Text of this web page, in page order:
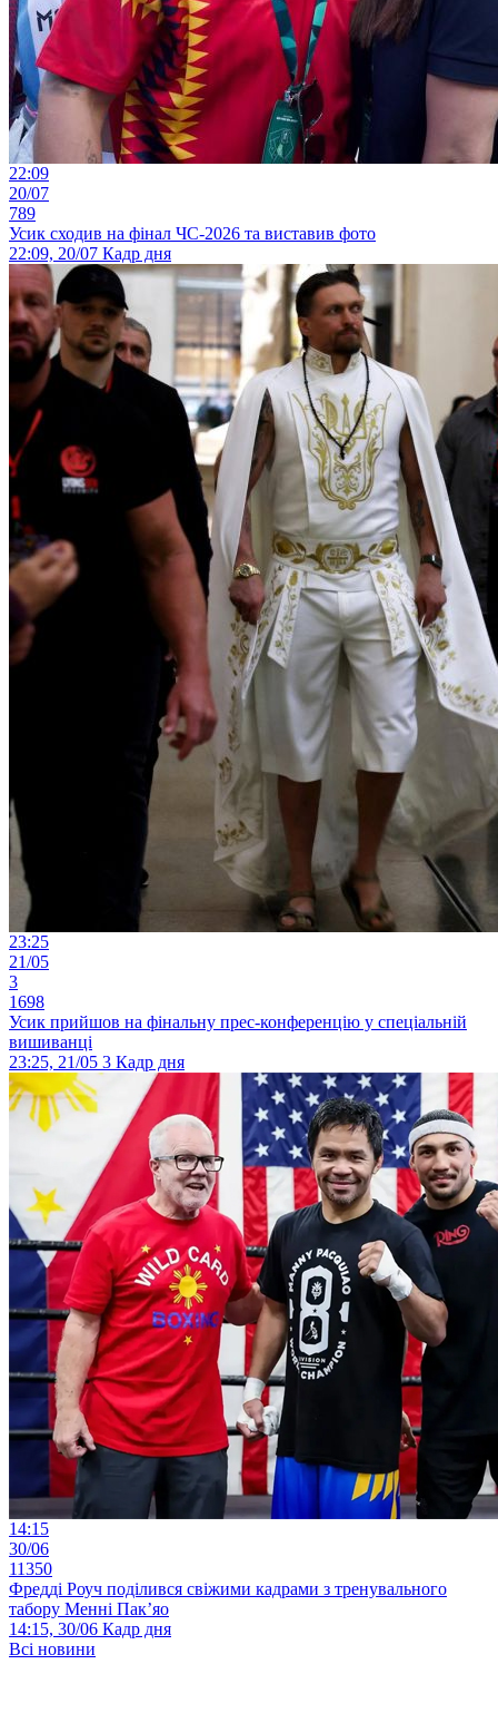
22:09
20/07
789
Усик сходив на фінал ЧС-2026 та виставив фото
22:09, 20/07 Кадр дня
23:25
21/05
3
1698
Усик прийшов на фінальну прес-конференцію у спеціальній
вишиванці
23:25, 21/05 3 Кадр дня
14:15
30/06
11350
Фредді Роуч поділився свіжими кадрами з тренувального
табору Менні Пак’яо
14:15, 30/06 Кадр дня
Всі новини